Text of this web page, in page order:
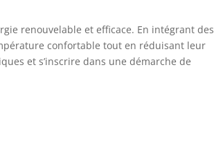
renouvelable et efficace. En intégrant des
confortable tout en réduisant leur
et s’inscrire dans une démarche de